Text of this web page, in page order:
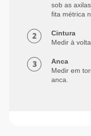
sob as
fita métrica
Cintura
Medir à
Anca
Medir em
anca.